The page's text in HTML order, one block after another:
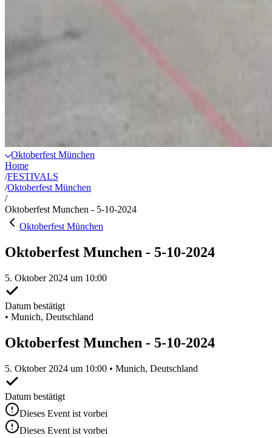
Oktoberfest München
Home
/FESTIVALS
/Oktoberfest München
/
Oktoberfest Munchen - 5-10-2024
Oktoberfest München
Oktoberfest Munchen - 5-10-2024
5. Oktober 2024 um 10:00
Datum bestätigt
• Munich, Deutschland
Oktoberfest Munchen - 5-10-2024
5. Oktober 2024 um 10:00 • Munich, Deutschland
Datum bestätigt
Dieses Event ist vorbei
Dieses Event ist vorbei